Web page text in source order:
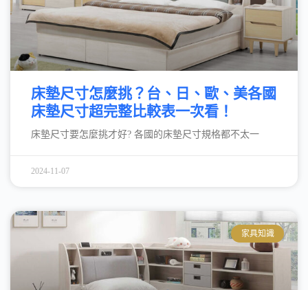
床墊尺寸怎麼挑？台、日、歐、美各國
床墊尺寸超完整比較表一次看！
床墊尺寸要怎麼挑才好? 各國的床墊尺寸規格都不太一
2024-11-07
家具知識